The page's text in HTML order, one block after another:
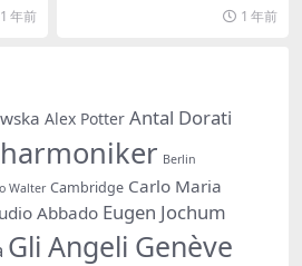
1 年前 1 年前
Alex Potter Antal Dorati
Berlin
Walter Cambridge Carlo Maria
Abbado Eugen Jochum
Gli Angeli Genève